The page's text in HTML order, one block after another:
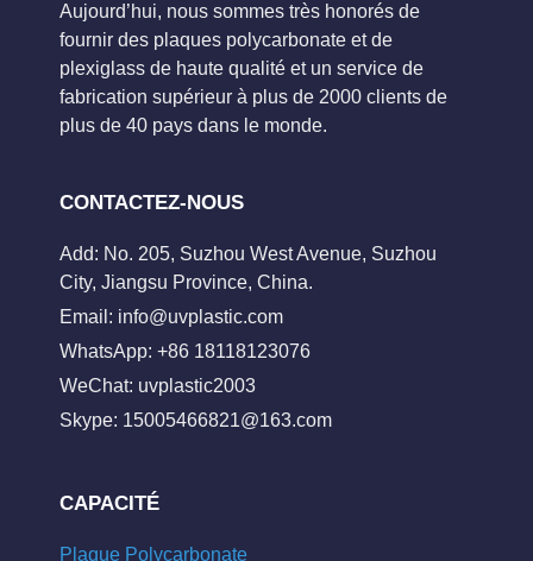
Aujourd’hui, nous sommes très honorés de
fournir des plaques polycarbonate et de
plexiglass de haute qualité et un service de
fabrication supérieur à plus de 2000 clients de
plus de 40 pays dans le monde.
CONTACTEZ-NOUS
Add: No. 205, Suzhou West Avenue, Suzhou
City, Jiangsu Province, China.
Email: info@uvplastic.com
WhatsApp: +86 18118123076
WeChat: uvplastic2003
Skype: 15005466821@163.com
CAPACITÉ
Plaque Polycarbonate